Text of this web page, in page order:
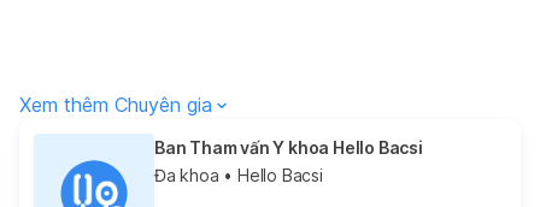
Xem thêm Chuyên gia
Ban Tham vấn Y khoa Hello Bacsi
Đa khoa • Hello Bacsi